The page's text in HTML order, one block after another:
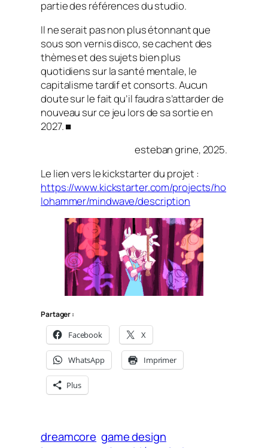
partie des références du studio.
Il ne serait pas non plus étonnant que
sous son vernis disco, se cachent des
thèmes et des sujets bien plus
quotidiens sur la santé mentale, le
capitalisme tardif et consorts. Aucun
doute sur le fait qu’il faudra s’attarder de
nouveau sur ce jeu lors de sa sortie en
2027. ■
esteban grine, 2025.
Le lien vers le kickstarter du projet :
https://www.kickstarter.com/projects/ho
lohammer/mindwave/description
Partager :
Facebook X
WhatsApp Imprimer
Plus
dreamcore game design